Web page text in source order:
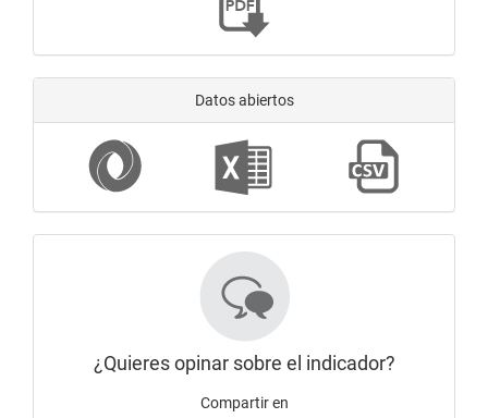
Datos abiertos
¿Quieres opinar sobre el indicador?
Compartir en